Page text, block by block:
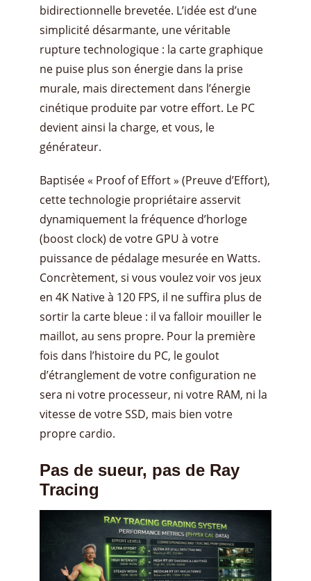
bidirectionnelle brevetée. L’idée est d’une
simplicité désarmante, une véritable
rupture technologique : la carte graphique
ne puise plus son énergie dans la prise
murale, mais directement dans l’énergie
cinétique produite par votre effort. Le PC
devient ainsi la charge, et vous, le
générateur.
​Baptisée « Proof of Effort » (Preuve d’Effort),
cette technologie propriétaire asservit
dynamiquement la fréquence d’horloge
(boost clock) de votre GPU à votre
puissance de pédalage mesurée en Watts.
Concrètement, si vous voulez voir vos jeux
en 4K Native à 120 FPS, il ne suffira plus de
sortir la carte bleue : il va falloir mouiller le
maillot, au sens propre. Pour la première
fois dans l’histoire du PC, le goulot
d’étranglement de votre configuration ne
sera ni votre processeur, ni votre RAM, ni la
vitesse de votre SSD, mais bien votre
propre cardio.
Pas de sueur, pas de Ray
Tracing